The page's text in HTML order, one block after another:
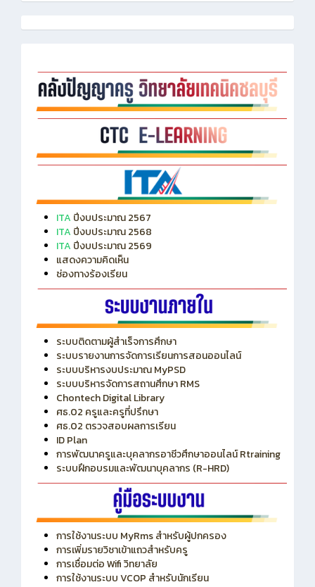
ITA ปีงบประมาณ 2567
ITA ปีงบประมาณ 2568
ITA ปีงบประมาณ 2569
แสดงความคิดเห็น
ช่องทางร้องเรียน
ระบบติดตามผู้สำเร็จการศึกษา
ระบบรายงานการจัดการเรียนการสอนออนไลน์
ระบบบริหารงบประมาณ MyPSD
ระบบบริหารจัดการสถานศึกษา RMS
Chontech Digital Library
ศธ.02 ครูและครูที่ปรึกษา
ศธ.02 ตรวจสอบผลการเรียน
ID Plan
การพัฒนาครูและบุคลากรอาชีวศึกษาออนไลน์ Rtraining
ระบบฝึกอบรมและพัฒนาบุคลากร (R-HRD)
การใช้งานระบบ MyRms สำหรับผู้ปกครอง
การเพิ่มรายวิชาเข้าแถวสำหรับครู
การเชื่อมต่อ Wifi วิทยาลัย
การใช้งานระบบ VCOP สำหรับนักเรียน